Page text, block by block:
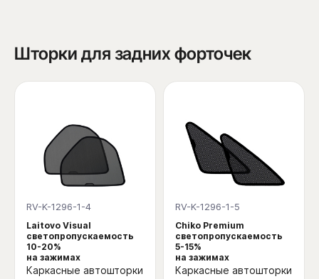
Шторки для задних форточек
RV-K-1296-1-4
Laitovo Visual
светопропускаемость
10-20%
на зажимах
Каркасные автошторки
RV-K-1296-1-5
Chiko Premium
светопропускаемость
5-15%
на зажимах
Каркасные автошторки